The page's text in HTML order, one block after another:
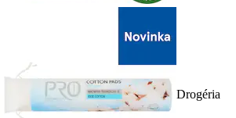
Drogéria